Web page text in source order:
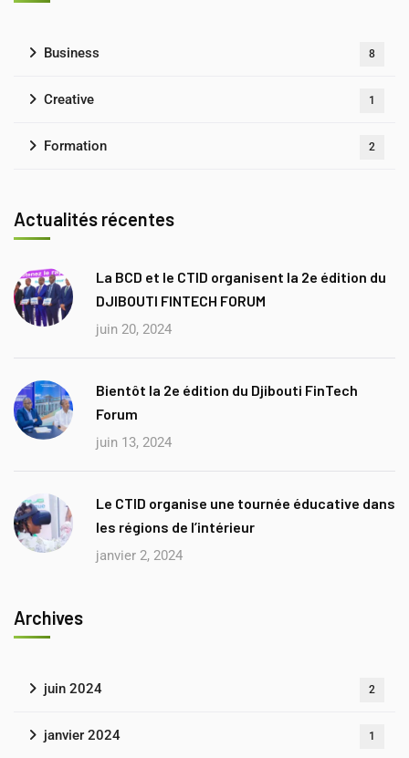
Business 8
Creative 1
Formation 2
Actualités récentes
La BCD et le CTID organisent la 2e édition du
DJIBOUTI FINTECH FORUM
juin 20, 2024
Bientôt la 2e édition du Djibouti FinTech
Forum
juin 13, 2024
Le CTID organise une tournée éducative dans
les régions de l’intérieur
janvier 2, 2024
Archives
juin 2024 2
janvier 2024 1